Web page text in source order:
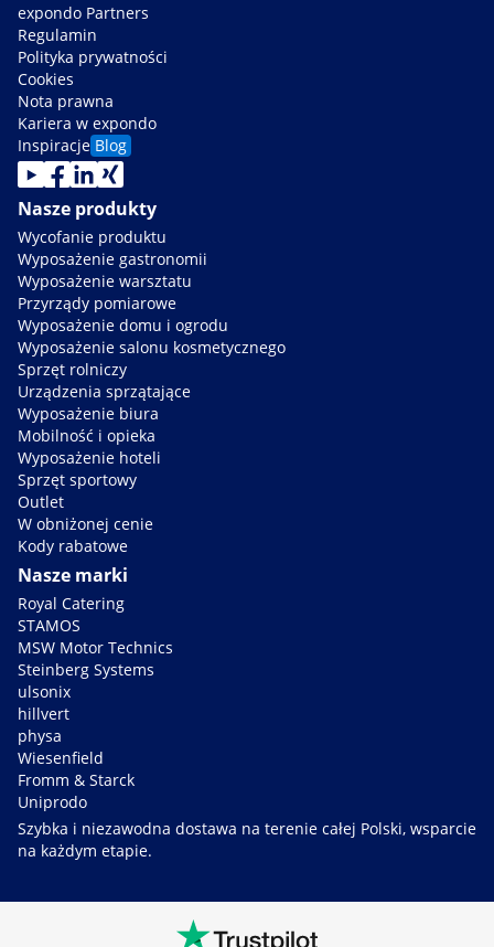
expondo Partners
Regulamin
Polityka prywatności
Cookies
Nota prawna
Kariera w expondo
Inspiracje Blog
Nasze produkty
Wycofanie produktu
Wyposażenie gastronomii
Wyposażenie warsztatu
Przyrządy pomiarowe
Wyposażenie domu i ogrodu
Wyposażenie salonu kosmetycznego
Sprzęt rolniczy
Urządzenia sprzątające
Wyposażenie biura
Mobilność i opieka
Wyposażenie hoteli
Sprzęt sportowy
Outlet
W obniżonej cenie
Kody rabatowe
Nasze marki
Royal Catering
STAMOS
MSW Motor Technics
Steinberg Systems
ulsonix
hillvert
physa
Wiesenfield
Fromm & Starck
Uniprodo
Szybka i niezawodna dostawa na terenie całej Polski, wsparcie
na każdym etapie.